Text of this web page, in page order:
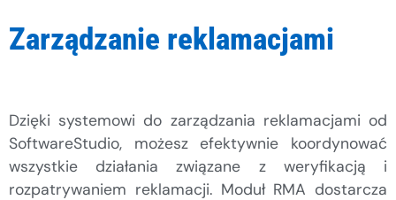
Zarządzanie reklamacjami
Dzięki systemowi do zarządzania reklamacjami od
SoftwareStudio, możesz efektywnie koordynować
wszystkie działania związane z weryfikacją i
rozpatrywaniem reklamacji. Moduł RMA dostarcza